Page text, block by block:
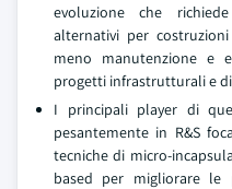
evoluzione che
alternativi per
meno manutenzione e
progetti infrastrutturali e
I principali player di
pesantemente in R&S
tecniche di micro-
based per migliorare le